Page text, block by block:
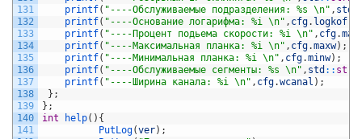
131
132
133
134
135
136
137
138
139
140
141
printf( "----Обслуживаемые подразделения: %s \n" , std
printf( "----Основание логарифма: %i \n" , cfg. logkof
printf( "----Процент подьема скорости: %i \n" , cfg.
printf( "----Максимальная планка: %i \n" , cfg.maxw) ;
printf( "----Минимальная планка: %i \n" , cfg.minw) ;
printf( "----Обслуживаемые сегменты: %s \n" , std ::
printf( "----Ширина канала: %i \n" , cfg.wcanal ) ;
} ;
} ;
int
help( ) {
PutLog(ver) ;